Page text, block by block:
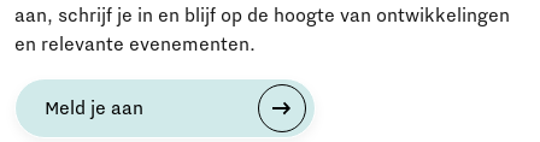
aan, schrijf je in en blijf op de hoogte van ontwikkelingen
en relevante evenementen.
Meld je aan